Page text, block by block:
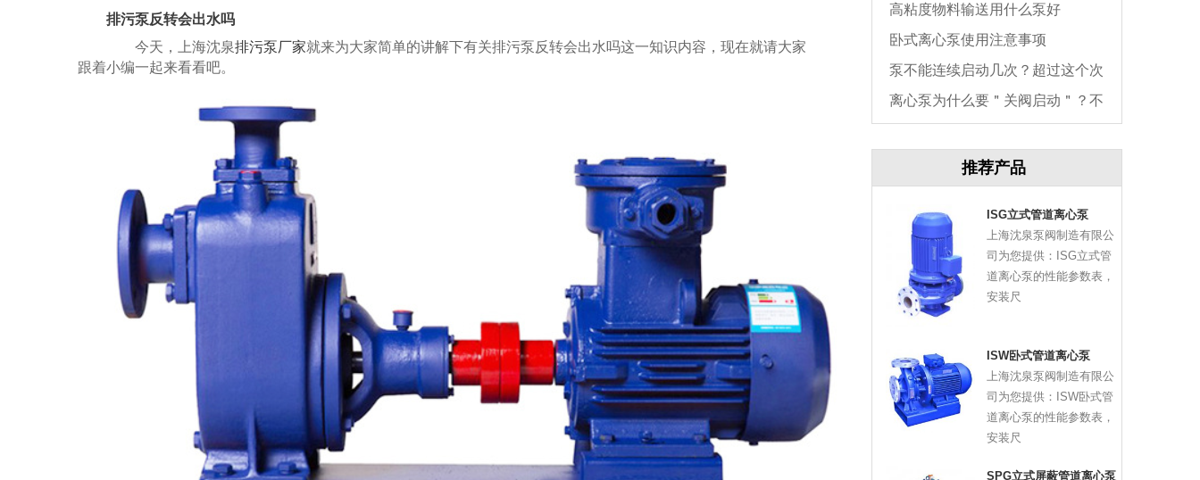
排污泵反转会出水吗
今天，上海沈泉排污泵厂家就来为大家简单的讲解下有关排污泵反转会出水吗这一知识内容，现在就请大家
跟着小编一起来看看吧。
高粘度物料输送用什么泵好
卧式离心泵使用注意事项
泵不能连续启动几次？超过这个次
数，电机必坏
离心泵为什么要＂关阀启动＂？不
推荐产品
ISG立式管道离心泵
上海沈泉泵阀制造有限公
司为您提供：ISG立式管
道离心泵的性能参数表，
安装尺
ISW卧式管道离心泵
上海沈泉泵阀制造有限公
司为您提供：ISW卧式管
道离心泵的性能参数表，
安装尺
SPG立式屏蔽管道离心泵